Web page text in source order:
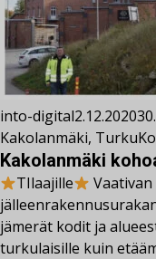
into-digital2.12.2020
Kakolanmäki, Turku
Kakolanmäki
TIlaajille
jämerät kodit ja
turkulaisille kuin